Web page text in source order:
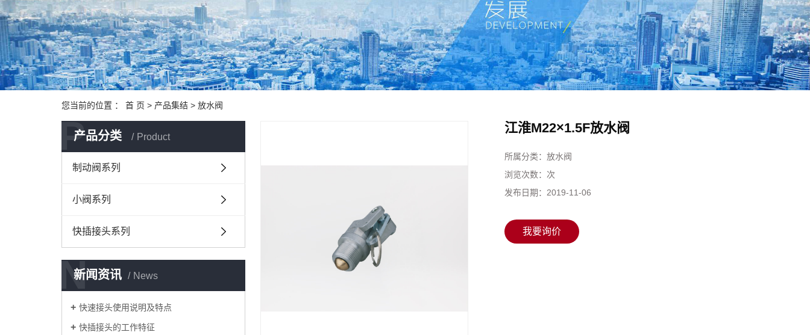
您当前的位置 ： 首 页 > 产品集结 > 放水阀
产品分类 Product
P
制动阀系列
小阀系列
快插接头系列
新闻资讯 News
N
快速接头使用说明及特点
快插接头的工作特征
江淮M22×1.5F放水阀
所属分类： 放水阀
浏览次数： 次
发布日期： 2019-11-06
我要询价